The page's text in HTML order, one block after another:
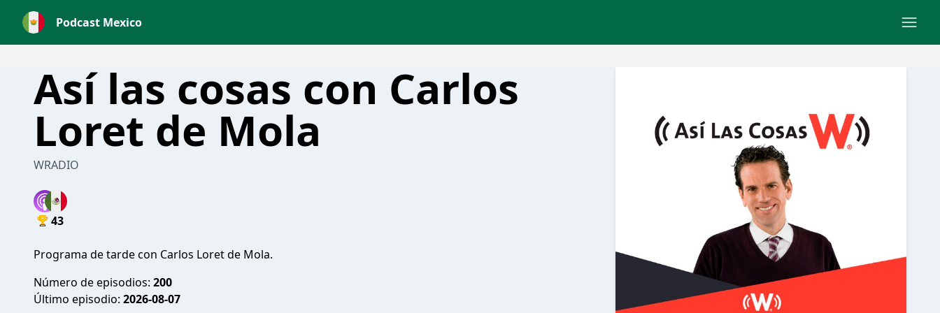
Podcast Mexico
Así las cosas con Carlos
Loret de Mola
WRADIO
43
Programa de tarde con Carlos Loret de Mola.
Número de episodios: 200
Último episodio: 2026-08-07